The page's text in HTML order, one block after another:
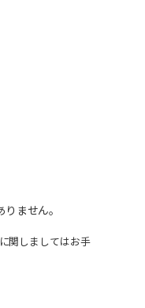
ません。
関しましてはお手